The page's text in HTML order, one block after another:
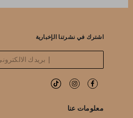
اشترك في نشرتنا الإخبارية
معلومات عنا